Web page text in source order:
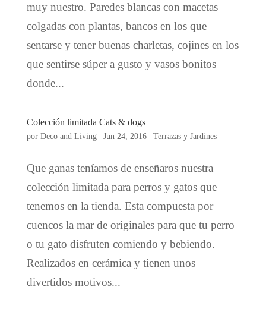
muy nuestro. Paredes blancas con macetas
colgadas con plantas, bancos en los que
sentarse y tener buenas charletas, cojines en los
que sentirse súper a gusto y vasos bonitos
donde...
Colección limitada Cats & dogs
por Deco and Living| Jun 24, 2016| Terrazas y Jardines
Que ganas teníamos de enseñaros nuestra
colección limitada para perros y gatos que
tenemos en la tienda. Esta compuesta por
cuencos la mar de originales para que tu perro
o tu gato disfruten comiendo y bebiendo.
Realizados en cerámica y tienen unos
divertidos motivos...